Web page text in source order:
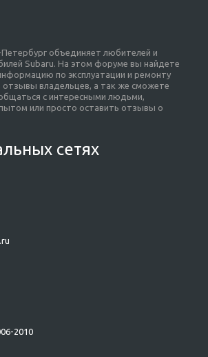
Петербург объединяет любителей и
Subaru. На этом форуме вы найдете
по эксплуатации и ремонту
отзывы владельцев, а так же сможете
с интересными людьми,
или просто оставить отзывы о
сетях
2010